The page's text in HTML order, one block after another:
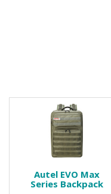
Autel EVO Max
Series Backpack